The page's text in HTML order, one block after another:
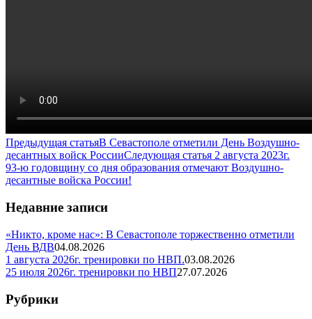
Предыдущая статьяВ Севастополе отметили День Воздушно-
десантных войск РоссииСледующая статья 2 августа 2023г.
93-ю годовщину со дня образования отмечают Воздушно-
десантные войска России!
Недавние записи
«Никто, кроме нас»: В Севастополе торжественно отметили
День ВДВ04.08.2026
1 августа 2026г. тренировки по НВП.03.08.2026
25 июля 2026г. тренировки по НВП27.07.2026
Рубрики